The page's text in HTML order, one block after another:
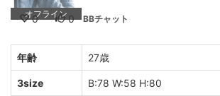
オフライン
0 0 BBチャット
年齢 27歳
3size B:78 W:58 H:80